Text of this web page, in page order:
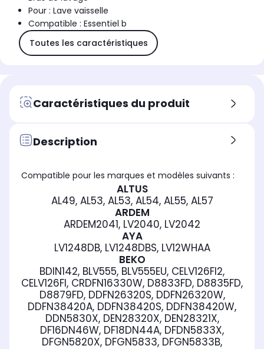
Pour : Lave vaisselle
Compatible : Essentiel b
Toutes les caractéristiques
Caractéristiques du produit
Description
Compatible pour les marques et modèles suivants :
ALTUS
AL49, AL53, AL53, AL54, AL55, AL57
ARDEM
ARDEM2041, LV2040, LV2042
AYA
LV1248DB, LV1248DBS, LV12WHAA
BEKO
BDIN142, BLV555, BLV555EU, CELV126FI2,
CELV126FI, CRDFN16330W, D8833FD, D8835FD,
D8879FD, DDFN26320S, DDFN26320W,
DDFN38420A, DDFN38420S, DDFN38420W,
DDN5830X, DEN28320X, DEN28321X,
DF16DN46W, DF18DN44A, DFDN5833X,
DFGN5820X, DFGN5833, DFGN5833B,